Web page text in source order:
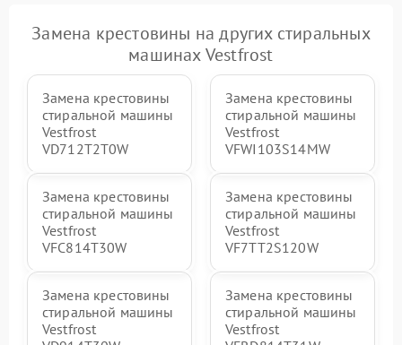
Замена крестовины на других стиральных
машинах Vestfrost
Замена крестовины
стиральной машины
Vestfrost
VD712T2T0W
Замена крестовины
стиральной машины
Vestfrost
VFWI103S14MW
Замена крестовины
стиральной машины
Vestfrost
VFC814T30W
Замена крестовины
стиральной машины
Vestfrost
VF7TT2S120W
Замена крестовины
стиральной машины
Vestfrost
Замена крестовины
стиральной машины
Vestfrost